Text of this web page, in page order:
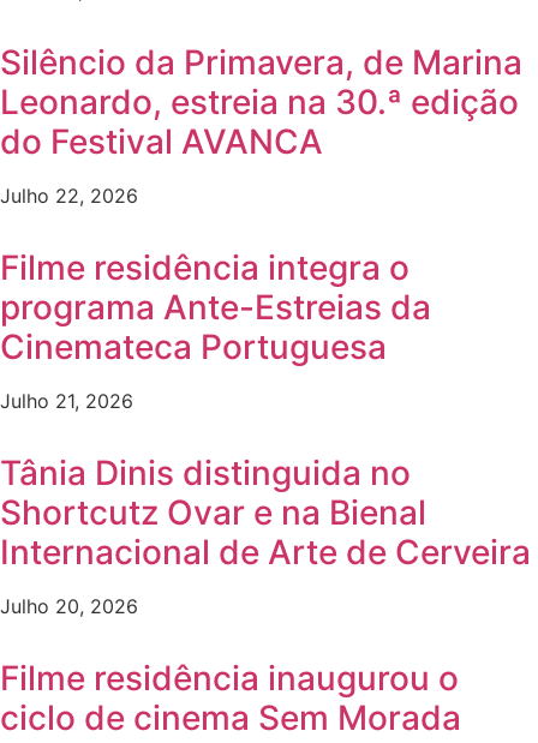
Silêncio da Primavera, de Marina
Leonardo, estreia na 30.ª edição
do Festival AVANCA
Julho 22, 2026
Filme residência integra o
programa Ante-Estreias da
Cinemateca Portuguesa
Julho 21, 2026
Tânia Dinis distinguida no
Shortcutz Ovar e na Bienal
Internacional de Arte de Cerveira
Julho 20, 2026
Filme residência inaugurou o
ciclo de cinema Sem Morada